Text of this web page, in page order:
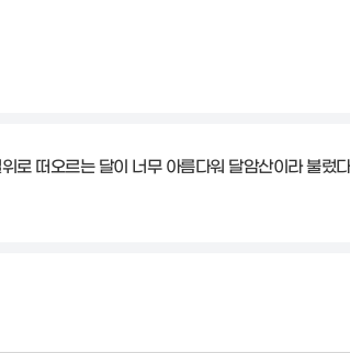
로 떠오르는 달이 너무 아름다워 달암산이라 불렀다